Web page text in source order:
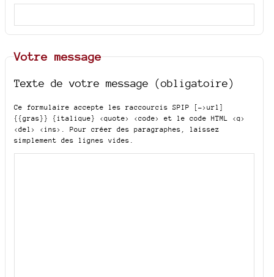
Votre message
Texte de votre message (obligatoire)
Ce formulaire accepte les raccourcis SPIP
[->url]
{{gras}} {italique} <quote> <code>
et le code HTML <q>
<del> <ins>
. Pour créer des paragraphes, laissez
simplement des lignes vides.